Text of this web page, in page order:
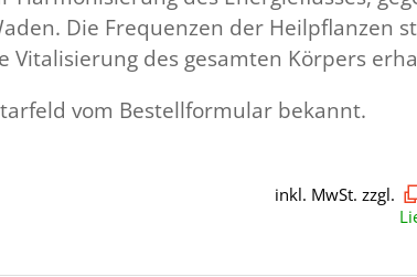
Die Frequenzen der Heilpflanzen
des gesamten Körpers
vom Bestellformular bekannt.
inkl. MwSt. zzgl.